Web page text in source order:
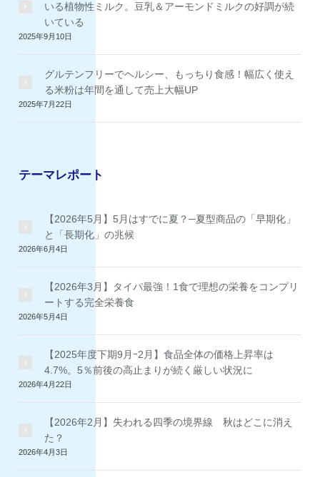
いる植物性ミルク。豆乳＆アーモンドミルクの好調が続
いている
2025年9月10日
グルテンフリーでヘルシー、もっちり食感！幅広く使え
る米粉は年間を通して売上大幅UP
2025年7月22日
テーマレポート
【2026年5月】5月はすでに夏？─夏型商品の「早期化」
と「長期化」の兆候
2026年6月4日
【2026年3月】タイパ最強！1食で理想の栄養をコンプリ
ートする完全栄養食
2026年5月4日
【2025年度下期9月ｰ2月】食品全体の価格上昇率は
4.7%。5％前後の高止まりが続く厳しい状況に
2026年4月22日
【2026年2月】失われる四季の境界線 秋はどこに消え
た？
2026年4月3日